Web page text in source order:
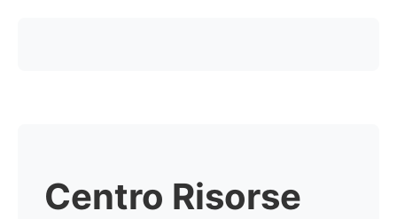
Centro Risorse